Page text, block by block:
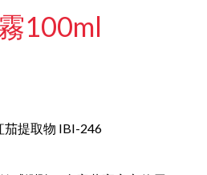
100ml
茄提取物 IBI-246